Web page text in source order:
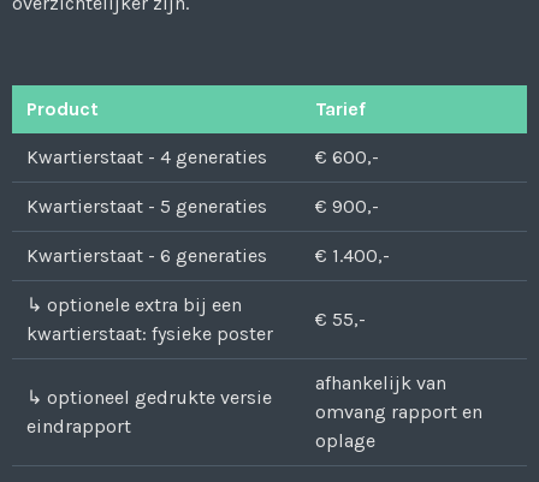
Product Tarief
Kwartierstaat - 4 generaties € 600,-
Kwartierstaat - 5 generaties € 900,-
Kwartierstaat - 6 generaties € 1.400,-
↳ optionele extra bij een
kwartierstaat: fysieke poster
€ 55,-
↳ optioneel gedrukte versie
eindrapport
afhankelijk van
omvang rapport en
oplage